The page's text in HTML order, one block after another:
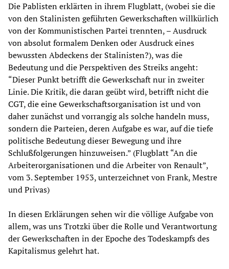
Die Pablisten erklärten in ihrem Flugblatt, (wobei sie die
von den Stalinisten geführten Gewerkschaften willkürlich
von der Kommunistischen Partei trennten, – Ausdruck
von absolut formalem Denken oder Ausdruck eines
bewussten Abdeckens der Stalinisten?), was die
Bedeutung und die Perspektiven des Streiks angeht:
“Dieser Punkt betrifft die Gewerkschaft nur in zweiter
Linie. Die Kritik, die daran geübt wird, betrifft nicht die
CGT, die eine Gewerkschaftsorganisation ist und von
daher zunächst und vorrangig als solche handeln muss,
sondern die Parteien, deren Aufgabe es war, auf die tiefe
politische Bedeutung dieser Bewegung und ihre
Schlußfolgerungen hinzuweisen.” (Flugblatt “An die
Arbeiterorganisationen und die Arbeiter von Renault”,
vom 3. September 1953, unterzeichnet von Frank, Mestre
und Privas)
In diesen Erklärungen sehen wir die völlige Aufgabe von
allem, was uns Trotzki über die Rolle und Verantwortung
der Gewerkschaften in der Epoche des Todeskampfs des
Kapitalismus gelehrt hat.